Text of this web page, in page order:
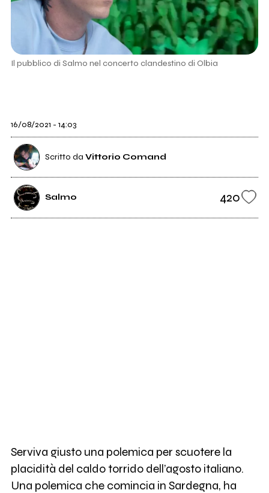
Il pubblico di Salmo nel concerto clandestino di Olbia
16/08/2021 - 14:03
Scritto da Vittorio Comand
Salmo 420
Serviva giusto una polemica per scuotere la
placidità del caldo torrido dell’agosto italiano.
Una polemica che comincia in Sardegna, ha